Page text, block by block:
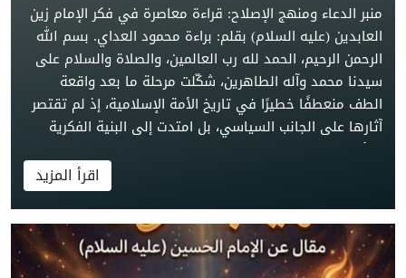
منبر الدعاء ومنهج الإصلاح: قراءة معاصرة في فكر الإمام زين
العابدين (عليه السلام) بقلم: براءة محمود العداي. بسم الله
الرحمن الرحيم، الحمد لله رب العالمين، والصلاة والسلام على
سيدنا محمد وآله الطاهرين، شكّلت مرحلة ما بعد واقعة
الطف منعطفًا خطيرًا في تاريخ الأمة الإسلامية، إذ لم تقتصر
آثارها على الجانب السياسي، بل امتدت إلى البنية الفكرية
والأخلاقية والاجتماعية للمجتمع الإسلامي. وفي خضم هذه
الظروف برز الإمام علي بن الحسين زين العابدين (عليه السلام)
بوصفه قائدًا ربانيًا حمل مسؤولية إعادة بناء الإنسان المسلم،
فاختار منهجًا إصلاحيًا هادئًا يقوم على ترسيخ العقيدة،
وتهذيب النفس، وإحياء القيم الإسلامية من خلال الدعاء
والمناجاة، ولم يكن الدعاء عنده مجرد وسيلة للتعبد، وإنما
اقرأ المزيد